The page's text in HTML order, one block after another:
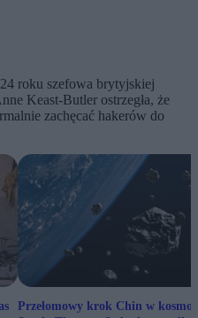
roku szefowa brytyjskiej
Keast-Butler ostrzegła, że
zachęcać hakerów do
Przełomowy krok Chin w